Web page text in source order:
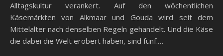
Alltagskultur verankert. Auf den wöchentlichen
Käsemärkten von Alkmaar und Gouda wird seit dem
Mittelalter nach denselben Regeln gehandelt. Und die Käse
die dabei die Welt erobert haben, sind fünf.…